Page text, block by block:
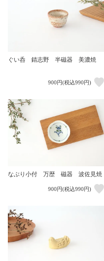
ぐい呑 錆志野 半磁器 美濃焼
900円(税込990円)
なぶり小付 万歴 磁器 波佐見焼
900円(税込990円)